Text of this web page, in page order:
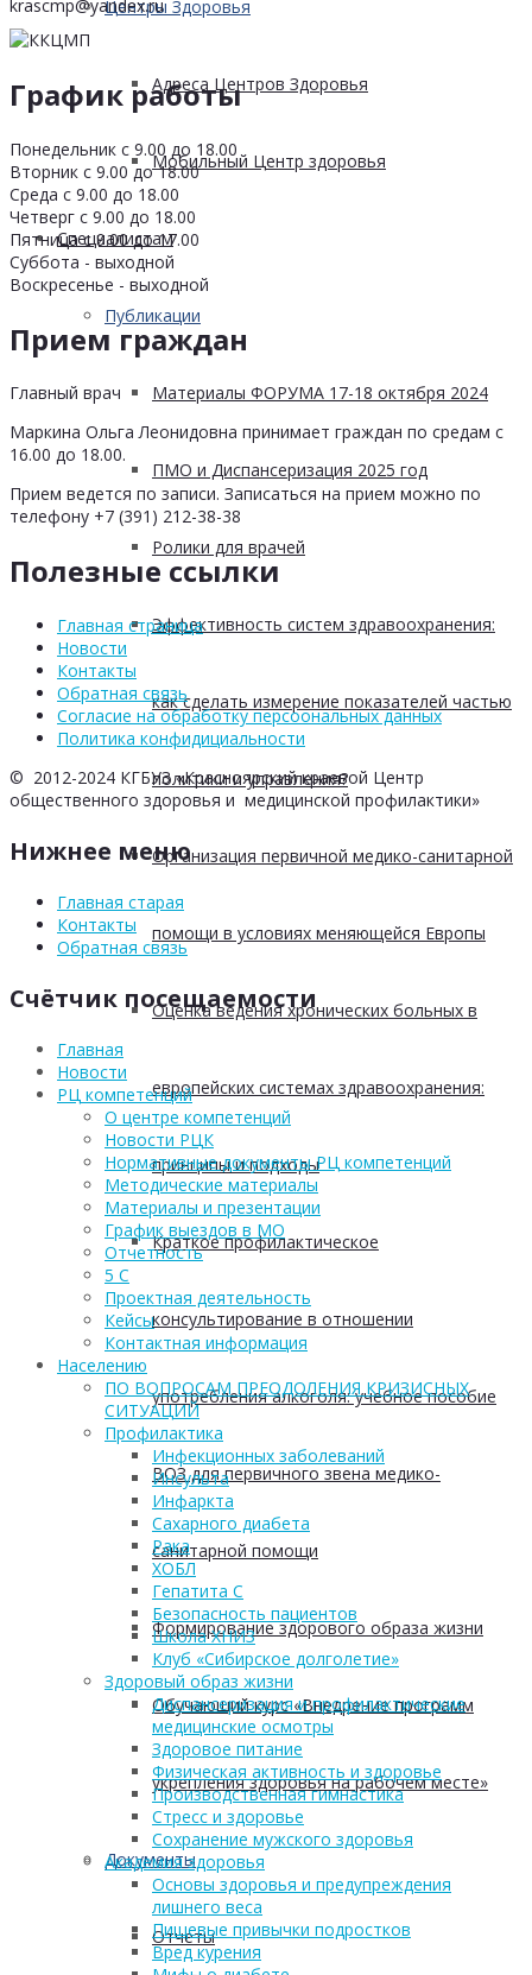
Центры Здоровья
Адреса Центров Здоровья
Мобильный Центр здоровья
Cпециалистам
Публикации
Материалы ФОРУМА 17-18 октября 2024
ПМО и Диспансеризация 2025 год
Ролики для врачей
Эффективность систем здравоохранения:
как сделать измерение показателей частью
политики и управления?
Организация первичной медико-санитарной
помощи в условиях меняющейся Европы
Оценка ведения хронических больных в
европейских системах здравоохранения:
принципы и подходы
Краткое профилактическое
консультирование в отношении
употребления алкоголя: учебное пособие
ВОЗ для первичного звена медико-
санитарной помощи
Формирование здорового образа жизни
Обучающий курс «Внедрение программ
укрепления здоровья на рабочем месте»
Документы
Отчеты
krascmp@yandex.ru
График работы
Понедельник с 9.00 до 18.00
Вторник с 9.00 до 18.00
Среда с 9.00 до 18.00
Четверг с 9.00 до 18.00
Пятница с 9.00 до 17.00
Суббота - выходной
Воскресенье - выходной
Прием граждан
Главный врач
Маркина Ольга Леонидовна принимает граждан по средам с
16.00 до 18.00.
Прием ведется по записи. Записаться на прием можно по
телефону +7 (391) 212-38-38
Полезные ссылки
Главная страница
Новости
Контакты
Обратная связь
Согласие на обработку персоональных данных
Политика конфидициальности
© 2012-2024 КГБУЗ «Красноярский краевой Центр
общественного здоровья и медицинской профилактики»
Нижнее меню
Главная старая
Контакты
Обратная связь
Счётчик посещаемости
Главная
Новости
РЦ компетенций
О центре компетенций
Новости РЦК
Нормативные документы РЦ компетенций
Методические материалы
Материалы и презентации
График выездов в МО
Отчетность
5 С
Проектная деятельность
Кейсы
Контактная информация
Населению
ПО ВОПРОСАМ ПРЕОДОЛЕНИЯ КРИЗИСНЫХ
СИТУАЦИЙ
Профилактика
Инфекционных заболеваний
Инсульта
Инфаркта
Сахарного диабета
Рака
ХОБЛ
Гепатита С
Безопасность пациентов
Школа ХНИЗ
Клуб «Сибирское долголетие»
Здоровый образ жизни
Диспансеризация и профилактические
медицинские осмотры
Здоровое питание
Физическая активность и здоровье
Производственная гимнастика
Стресс и здоровье
Сохранение мужского здоровья
Академия здоровья
Основы здоровья и предупреждения
лишнего веса
Пищевые привычки подростков
Вред курения